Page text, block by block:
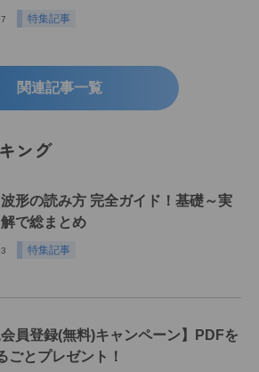
特集記事
関連記事一覧
ング
形の読み方 完全ガイド！基礎～実
で総まとめ
特集記事
会員登録(無料)キャンペーン】PDFを
ごとプレゼント！